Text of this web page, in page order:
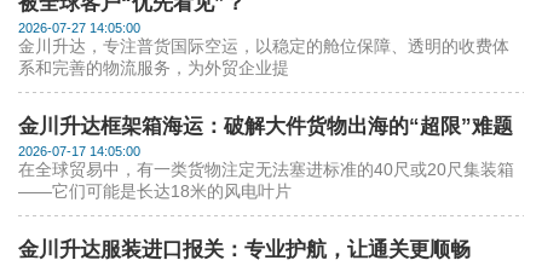
2026-07-27 14:05:00
金川升达，专注普货国际空运，以稳定的舱位保障、透明的收费体
系和完善的物流服务，为外贸企业提
金川升达框架箱海运：破解大件货物出海的“超限”难题
2026-07-17 14:05:00
在全球贸易中，有一类货物注定无法塞进标准的40尺或20尺集装箱
——它们可能是长达18米的风电叶片
金川升达服装进口报关：专业护航，让通关更顺畅